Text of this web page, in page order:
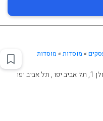
» מוסדות» מוסדות
אביב יפו